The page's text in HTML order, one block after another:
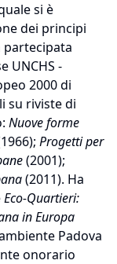
si è
dei principi
partecipata
UNCHS -
2000 di
su riviste di
Nuove forme
Progetti per
(2001);
(2011). Ha
Eco-Quartieri:
in Europa
Padova
onorario